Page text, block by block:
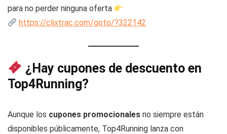
para no perder ninguna oferta
https://clixtrac.com/goto/?322142
¿Hay cupones de descuento en
Top4Running?
Aunque los cupones promocionales no siempre están
disponibles públicamente, Top4Running lanza con